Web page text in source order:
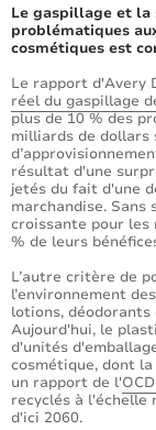
Le gaspillage et
problématiques
cosmétiques est
Le rapport d'Avery
réel du gaspillage
plus de 10 % des
milliards de dollars
résultat d'une
jetés du fait d'une
marchandise.
croissante pour les
% de leurs
L’autre critère de
l’environnement
lotions,
Aujourd'hui, le
d'unités
cosmétique, dont
un rapport de l'
recyclés à l'échelle
d'ici 2060.